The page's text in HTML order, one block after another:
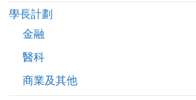
學長計劃
金融
醫科
商業及其他